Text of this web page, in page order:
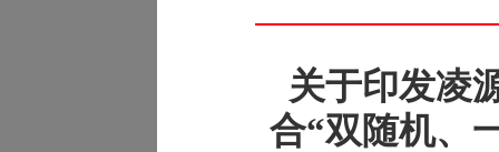
关于印发凌
合“双随机、